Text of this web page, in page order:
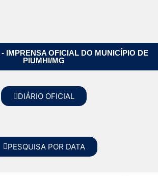
IMPRENSA OFICIAL DO MUNICÍPIO DE
PIUMHI/MG
DIÁRIO OFICIAL
PESQUISA POR DATA